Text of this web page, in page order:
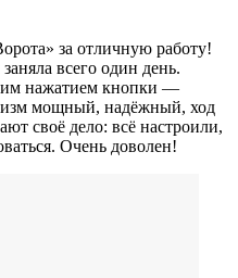
за отличную работу!
всего один день.
нажатием кнопки —
мощный, надёжный, ход
своё дело: всё настроили,
Очень доволен!